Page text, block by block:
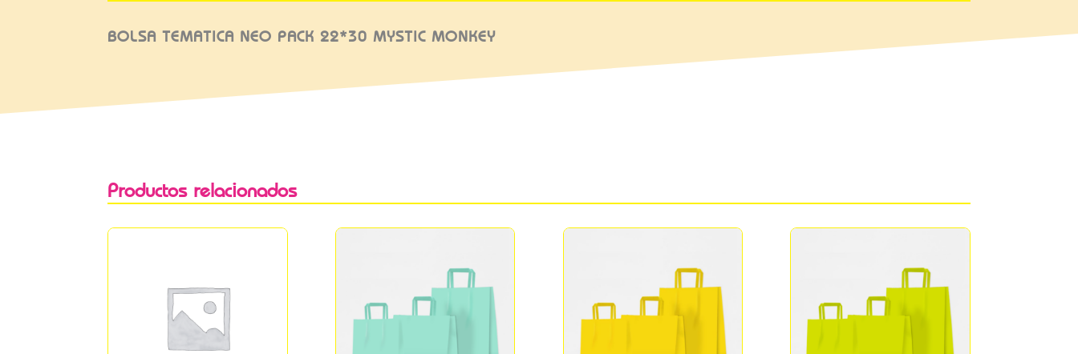
BOLSA TEMATICA NEO PACK 22*30 MYSTIC MONKEY
Productos relacionados